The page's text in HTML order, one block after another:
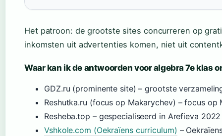
Het patroon: de grootste sites concurreren op
inkomsten uit advertenties komen, niet uit
Waar kan ik de antwoorden voor algebra 7e klas
GDZ.ru (prominente site) – grootste
Reshutka.ru (focus op Makarychev) – focus op
Resheba.top – gespecialiseerd in Arefieva 2022
Vshkole.com (Oekraïens curriculum) –